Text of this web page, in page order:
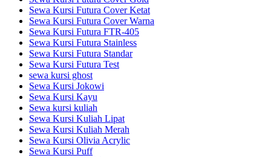
Sewa Kursi Futura Cover Ketat
Sewa Kursi Futura Cover Warna
Sewa Kursi Futura FTR-405
Sewa Kursi Futura Stainless
Sewa Kursi Futura Standar
Sewa Kursi Futura Test
sewa kursi ghost
Sewa Kursi Jokowi
Sewa Kursi Kayu
Sewa kursi kuliah
Sewa Kursi Kuliah Lipat
Sewa Kursi Kuliah Merah
Sewa Kursi Olivia Acrylic
Sewa Kursi Puff